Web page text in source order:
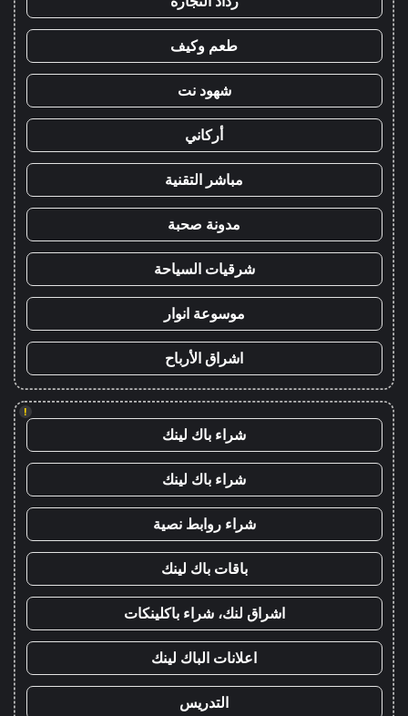
طعم وكيف
شهود نت
أركاني
مباشر التقنية
مدونة صحبة
شرقيات السياحة
موسوعة انوار
اشراق الأرباح
!
شراء باك لينك
شراء باك لينك
شراء روابط نصية
باقات باك لينك
اشراق لنك، شراء باكلينكات
اعلانات الباك لينك
التدريس